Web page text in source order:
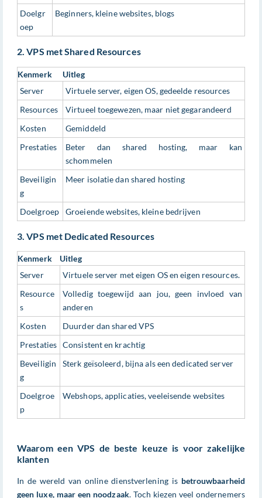
Doelgr
oep
Beginners, kleine websites, blogs
2. VPS met Shared Resources
Kenmerk
Uitleg
Server
Virtuele server, eigen OS, gedeelde resources
Resources
Virtueel toegewezen, maar niet gegarandeerd
Kosten
Gemiddeld
Prestaties
Beter dan shared hosting, maar kan
schommelen
Beveiligin
g
Meer isolatie dan shared hosting
Doelgroep Groeiende websites, kleine bedrijven
3. VPS met Dedicated Resources
Kenmerk
Uitleg
Server
Virtuele server met eigen OS en eigen resources.
Resource
s
Volledig toegewijd aan jou, geen invloed van
anderen
Kosten
Duurder dan shared VPS
Prestaties Consistent en krachtig
Beveiligin
g
Sterk geïsoleerd, bijna als een dedicated server
Doelgroe
p
Webshops, applicaties, veeleisende websites
Waarom een VPS de beste keuze is voor zakelijke
klanten
In de wereld van online dienstverlening is betrouwbaarheid
geen luxe, maar een noodzaak. Toch kiezen veel ondernemers